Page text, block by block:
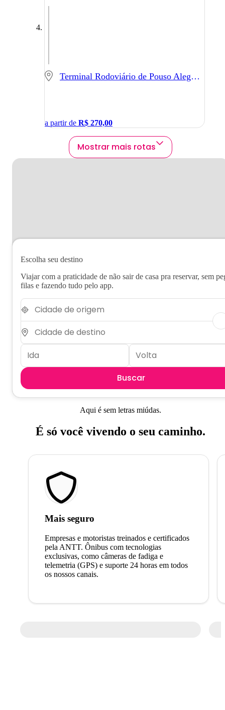
Terminal Rodoviário de Pouso Alegre - Pouso Alegre - MG
a partir de R$ 270,00
Mostrar mais rotas
Escolha seu destino
Viajar com a praticidade de não sair de casa pra reservar, sem
filas e fazendo tudo pelo app.
Buscar
Aqui é sem letras miúdas.
É só você vivendo o seu caminho.
Mais seguro
Empresas e motoristas treinados e certificados
pela ANTT. Ônibus com tecnologias
exclusivas, como câmeras de fadiga e
telemetria (GPS) e suporte 24 horas em todos
os nossos canais.